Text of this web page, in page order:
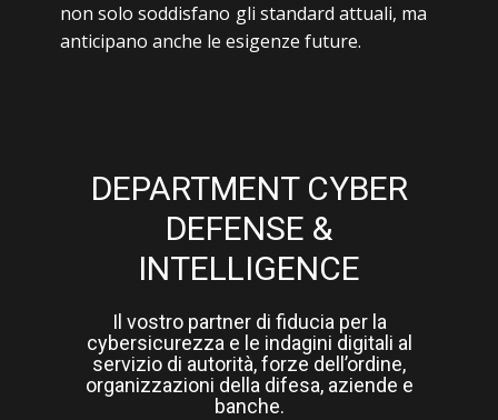
non solo soddisfano gli standard attuali, ma
anticipano anche le esigenze future.
DEPARTMENT CYBER
DEFENSE &
INTELLIGENCE
​Il vostro partner di fiducia per la
cybersicurezza e le indagini digitali al
servizio di autorità, forze dell’ordine,
organizzazioni della difesa, aziende e
banche.